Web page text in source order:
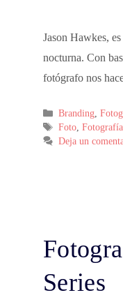
Jason Hawkes,
nocturna. Con
fotógrafo nos
Branding,
Foto, Fotografía
Deja un
Series